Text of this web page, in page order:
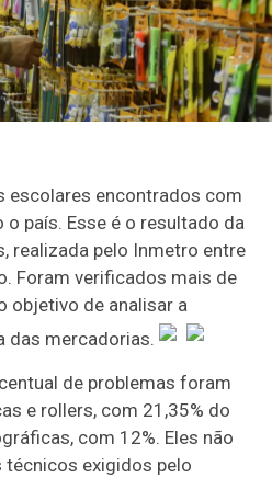
escolares encontrados com
país. Esse é o resultado da
realizada pelo Inmetro entre
Foram verificados mais de
objetivo de analisar a
das mercadorias.
de problemas foram
e rollers, com 21,35% do
com 12%. Eles não
técnicos exigidos pelo